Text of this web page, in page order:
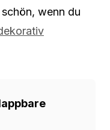
wenn du